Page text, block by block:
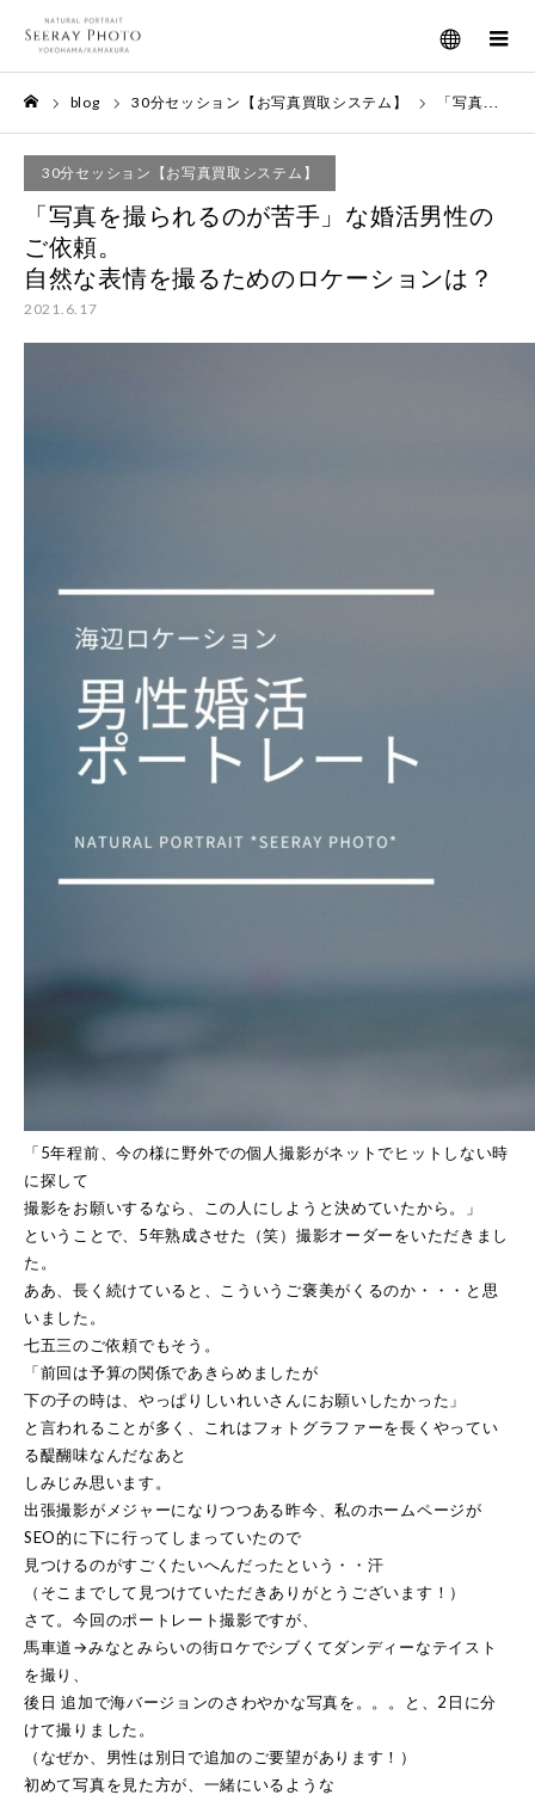
メニュー
blog 30分セッション【お写真買取システム】 「写真を撮られるのが苦手」な婚活男性のご依頼。自然な表情を撮るためのロケーションは？
30分セッション【お写真買取システム】
「写真を撮られるのが苦手」な婚活男性の
ご依頼。
自然な表情を撮るためのロケーションは？
2021.6.17
「5年程前、今の様に野外での個人撮影がネットでヒットしない時
に探して
撮影をお願いするなら、この人にしようと決めていたから。」
ということで、5年熟成させた（笑）撮影オーダーをいただきまし
た。
ああ、長く続けていると、こういうご褒美がくるのか・・・と思
いました。
七五三のご依頼でもそう。
「前回は予算の関係であきらめましたが
下の子の時は、やっぱりしいれいさんにお願いしたかった」
と言われることが多く、これはフォトグラファーを長くやってい
る醍醐味なんだなあと
しみじみ思います。
出張撮影がメジャーになりつつある昨今、私のホームページが
SEO的に下に行ってしまっていたので
見つけるのがすごくたいへんだったという・・汗
（そこまでして見つけていただきありがとうございます！）
さて。今回のポートレート撮影ですが、
馬車道→みなとみらいの街ロケでシブくてダンディーなテイスト
を撮り、
後日 追加で海バージョンのさわやかな写真を。。。と、2日に分
けて撮りました。
（なぜか、男性は別日で追加のご要望があります！）
初めて写真を見た方が、一緒にいるような